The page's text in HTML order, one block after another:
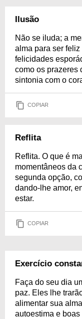
Ilusão
Não se iluda; a
alma para ser
felicidades
como os prazeres
sintonia com o
COPIAR
Reflita
Reflita. O que é
momentâneos da
segunda opção,
dando-lhe amor,
estar.
COPIAR
Exercício
Faça do seu dia
paz. Eles lhe
alimentar sua
autoestima e